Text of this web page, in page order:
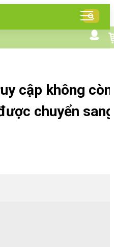
MỤC
cập không còn
chuyển sang